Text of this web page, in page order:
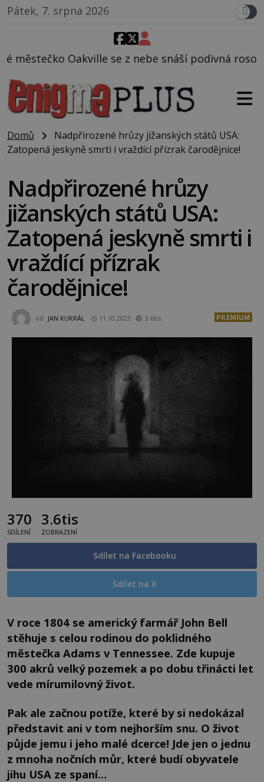
Pátek, 7. srpna 2026
z nebe snáší podivná rosolovitá látka
Domů
Nadpřirozené hrůzy jižanských států USA:
Zatopená jeskyně smrti i vraždící přízrak čarodějnice!
Nadpřirozené hrůzy
jižanských států USA:
Zatopená jeskyně smrti i
vraždící přízrak
čarodějnice!
od JAN KUKRÁL 11.10.2023 3.6tis PREMIUM
370
SDÍLENÍ
3.6tis
ZOBRAZENÍ
Sdílet na Facebooku
Sdílet na X
V roce 1804 se americký farmář John Bell
stěhuje s celou rodinou do poklidného
městečka Adams v Tennessee. Zde kupuje
300 akrů velký pozemek a po dobu třinácti let
vede mírumilovný život.
Pak ale začnou potíže, které by si nedokázal
představit ani v tom nejhorším snu. O život
půjde jemu i jeho malé dcerce! Jde jen o jednu
z mnoha nočních můr, které budí obyvatele
jihu USA ze spaní…